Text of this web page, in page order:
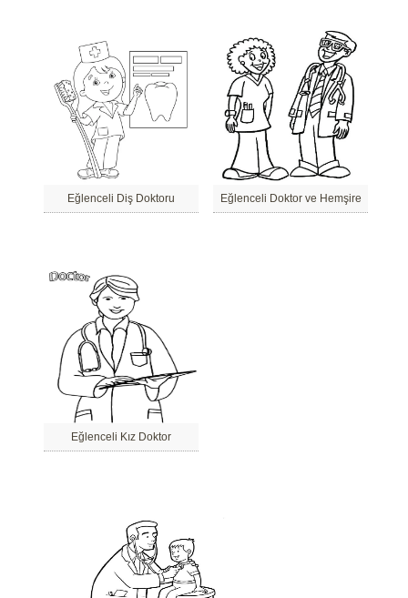
Eğlenceli Diş Doktoru Eğlenceli Doktor ve Hemşire
Eğlenceli Kız Doktor